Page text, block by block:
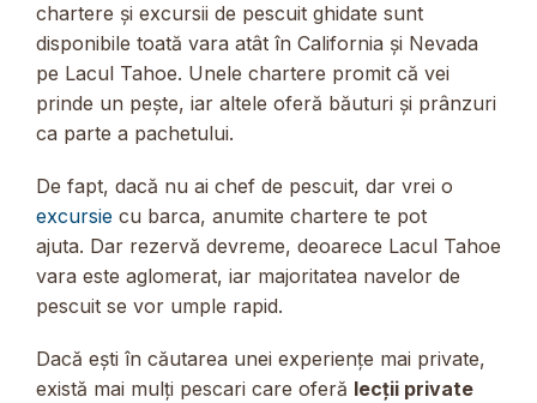
chartere și excursii de pescuit ghidate sunt
disponibile toată vara atât în California și Nevada
pe Lacul Tahoe. Unele chartere promit că vei
prinde un pește, iar altele oferă băuturi și prânzuri
ca parte a pachetului.
De fapt, dacă nu ai chef de pescuit, dar vrei o
excursie cu barca, anumite chartere te pot
ajuta. Dar rezervă devreme, deoarece Lacul Tahoe
vara este aglomerat, iar majoritatea navelor de
pescuit se vor umple rapid.
Dacă ești în căutarea unei experiențe mai private,
există mai mulți pescari care oferă lecții private